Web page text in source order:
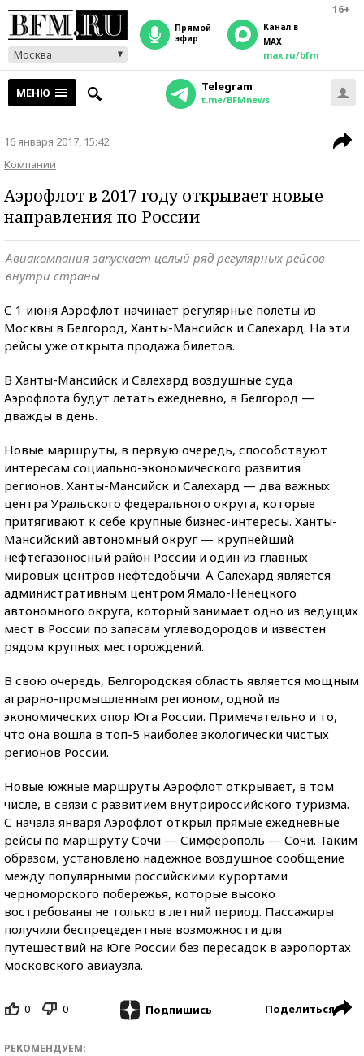
16+
Москва
прямой
эфир
Канал в
MAX
max.ru/bfm
МЕНЮ Telegram
t.me/BFMnews
16 января 2017, 15:42
Компании
Аэрофлот в 2017 году открывает новые
направления по России
Авиакомпания запускает целый ряд регулярных рейсов
внутри страны
С 1 июня Аэрофлот начинает регулярные полеты из
Москвы в Белгород, Ханты-Мансийск и Салехард. На эти
рейсы уже открыта продажа билетов.
В Ханты-Мансийск и Салехард воздушные суда
Аэрофлота будут летать ежедневно, в Белгород —
дважды в день.
Новые маршруты, в первую очередь, способствуют
интересам социально-экономического развития
регионов. Ханты-Мансийск и Салехард — два важных
центра Уральского федерального округа, которые
притягивают к себе крупные бизнес-интересы. Ханты-
Мансийский автономный округ — крупнейший
нефтегазоносный район России и один из главных
мировых центров нефтедобычи. А Салехард является
административным центром Ямало-Ненецкого
автономного округа, который занимает одно из ведущих
мест в России по запасам углеводородов и известен
рядом крупных месторождений.
В свою очередь, Белгородская область является мощным
аграрно-промышленным регионом, одной из
экономических опор Юга России. Примечательно и то,
что она вошла в топ-5 наиболее экологически чистых
регионов России.
Новые южные маршруты Аэрофлот открывает, в том
числе, в связи с развитием внутрироссийского туризма.
С начала января Аэрофлот открыл прямые ежедневные
рейсы по маршруту Сочи — Симферополь — Сочи. Таким
образом, установлено надежное воздушное сообщение
между популярными российскими курортами
черноморского побережья, которые высоко
востребованы не только в летний период. Пассажиры
получили беспрецедентные возможности для
путешествий на Юге России без пересадок в аэропортах
московского авиаузла.
0 0 Подпишись Поделиться
РЕКОМЕНДУЕМ: